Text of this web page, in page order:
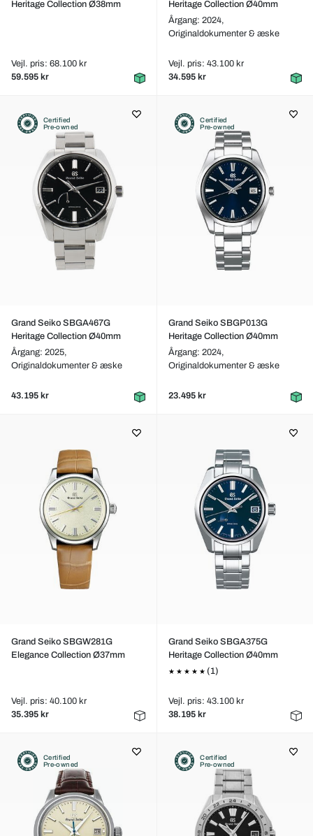
Heritage Collection Ø38mm
Vejl. pris: 68.100 kr
59.595 kr
Heritage Collection Ø40mm
Årgang: 2024,
Originaldokumenter & æske
Vejl. pris: 43.100 kr
34.595 kr
Certified
Pre-owned
Grand Seiko SBGA467G
Heritage Collection Ø40mm
Årgang: 2025,
Originaldokumenter & æske
43.195 kr
Certified
Pre-owned
Grand Seiko SBGP013G
Heritage Collection Ø40mm
Årgang: 2024,
Originaldokumenter & æske
23.495 kr
Grand Seiko SBGW281G
Elegance Collection Ø37mm
Vejl. pris: 40.100 kr
35.395 kr
Grand Seiko SBGA375G
Heritage Collection Ø40mm
(1)
Vejl. pris: 43.100 kr
38.195 kr
Certified
Pre-owned
Certified
Pre-owned